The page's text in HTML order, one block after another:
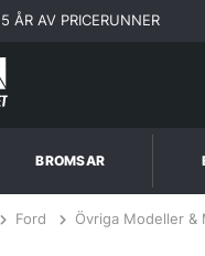
ÅR AV PRICERUNNER
BROMSAR
Ford Övriga Modeller &